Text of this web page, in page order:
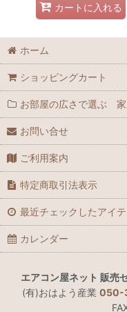
カートに入れる
ホーム
ショッピングカート
お部屋の広さで選ぶ 家
お問い合せ
ご利用案内
特定商取引法表示
最近チェックしたアイテ
カレンダー
エアコン屋ネット 販売
(有)おはよう産業 050-